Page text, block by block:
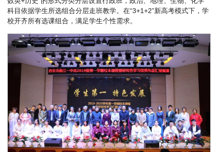
科目依据学生所选组合分层走班教学。在“3+1+2”新高考模式下，学
校开齐所有选课组合，满足学生个性需求。